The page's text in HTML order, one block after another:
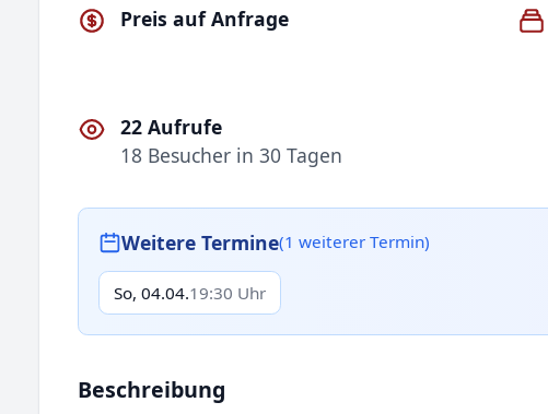
Preis auf Anfrage
22 Aufrufe
18 Besucher in 30 Tagen
Weitere Termine(1 weiterer Termin)
So, 04.04.19:30 Uhr
Beschreibung